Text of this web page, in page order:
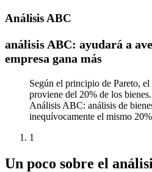
Análisis ABC
análisis ABC: ayudará a
empresa gana más
Según el principio de Pareto,
proviene del 20% de los bienes.
Análisis ABC: análisis de
inequívocamente el mismo 20%
1
Un poco sobre el